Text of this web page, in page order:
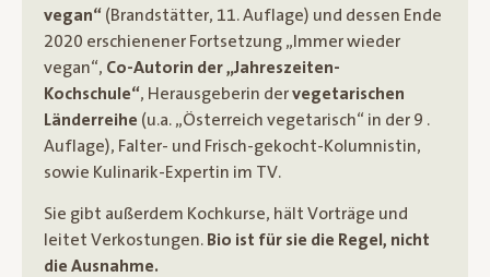
vegan“ (Brandstätter, 11. Auflage) und dessen Ende
2020 erschienener Fortsetzung „Immer wieder
vegan“, Co-Autorin der „Jahreszeiten-
Kochschule“, Herausgeberin dervegetarischen
Länderreihe (u.a. „Österreich vegetarisch“ in der 9 .
Auflage), Falter- und Frisch-gekocht-Kolumnistin,
sowie Kulinarik-Expertin im TV.
Sie gibt außerdem Kochkurse, hält Vorträge und
leitet Verkostungen. Bio ist für sie die Regel, nicht
die Ausnahme.